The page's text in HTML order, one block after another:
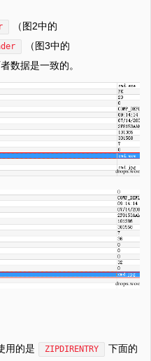
（图2中的
（图3中的
数据是一致的。
用的是 ZIPDIRENTRY 下面的